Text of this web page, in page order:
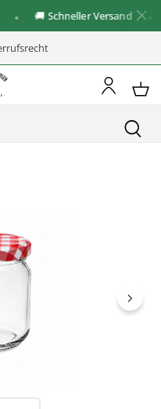
🚚 Schneller Versand